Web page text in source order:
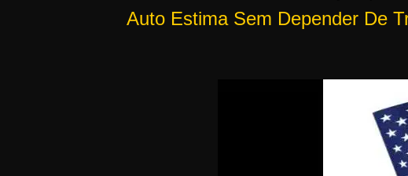
Auto Estima Sem Depender De